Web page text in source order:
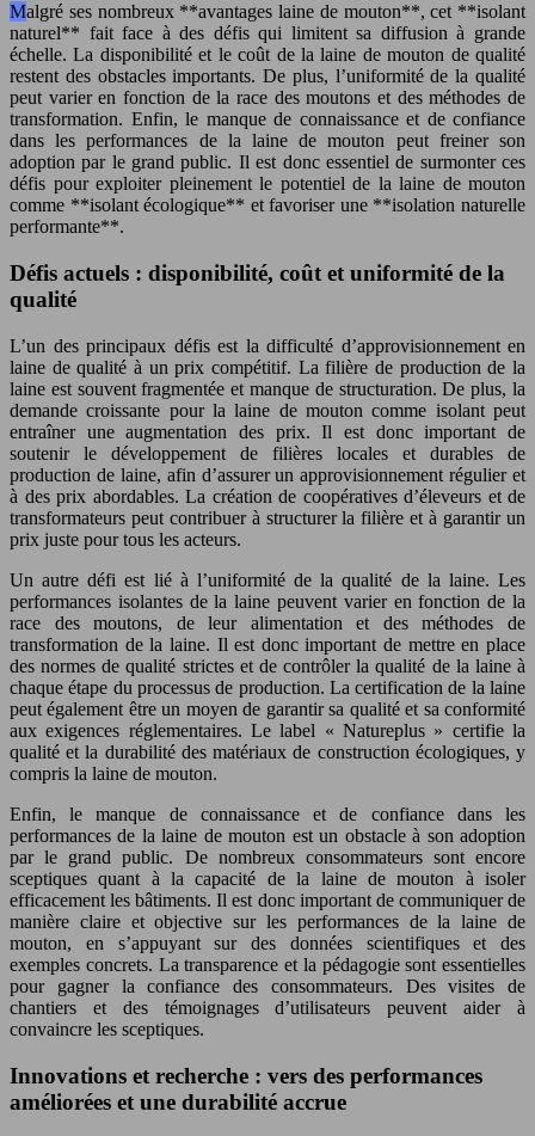
Malgré ses nombreux **avantages laine de mouton**, cet **isolant
naturel** fait face à des défis qui limitent sa diffusion à grande
échelle. La disponibilité et le coût de la laine de mouton de qualité
restent des obstacles importants. De plus, l’uniformité de la qualité
peut varier en fonction de la race des moutons et des méthodes de
transformation. Enfin, le manque de connaissance et de confiance
dans les performances de la laine de mouton peut freiner son
adoption par le grand public. Il est donc essentiel de surmonter ces
défis pour exploiter pleinement le potentiel de la laine de mouton
comme **isolant écologique** et favoriser une **isolation naturelle
performante**.
Défis actuels : disponibilité, coût et uniformité de la
qualité
L’un des principaux défis est la difficulté d’approvisionnement en
laine de qualité à un prix compétitif. La filière de production de la
laine est souvent fragmentée et manque de structuration. De plus, la
demande croissante pour la laine de mouton comme isolant peut
entraîner une augmentation des prix. Il est donc important de
soutenir le développement de filières locales et durables de
production de laine, afin d’assurer un approvisionnement régulier et
à des prix abordables. La création de coopératives d’éleveurs et de
transformateurs peut contribuer à structurer la filière et à garantir un
prix juste pour tous les acteurs.
Un autre défi est lié à l’uniformité de la qualité de la laine. Les
performances isolantes de la laine peuvent varier en fonction de la
race des moutons, de leur alimentation et des méthodes de
transformation de la laine. Il est donc important de mettre en place
des normes de qualité strictes et de contrôler la qualité de la laine à
chaque étape du processus de production. La certification de la laine
peut également être un moyen de garantir sa qualité et sa conformité
aux exigences réglementaires. Le label « Natureplus » certifie la
qualité et la durabilité des matériaux de construction écologiques, y
compris la laine de mouton.
Enfin, le manque de connaissance et de confiance dans les
performances de la laine de mouton est un obstacle à son adoption
par le grand public. De nombreux consommateurs sont encore
sceptiques quant à la capacité de la laine de mouton à isoler
efficacement les bâtiments. Il est donc important de communiquer de
manière claire et objective sur les performances de la laine de
mouton, en s’appuyant sur des données scientifiques et des
exemples concrets. La transparence et la pédagogie sont essentielles
pour gagner la confiance des consommateurs. Des visites de
chantiers et des témoignages d’utilisateurs peuvent aider à
convaincre les sceptiques.
Innovations et recherche : vers des performances
améliorées et une durabilité accrue